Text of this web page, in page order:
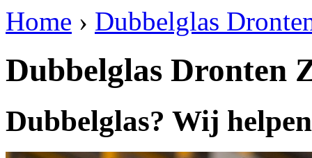
Home › Dubbelglas
Dubbelglas Dronten
Dubbelglas? Wij